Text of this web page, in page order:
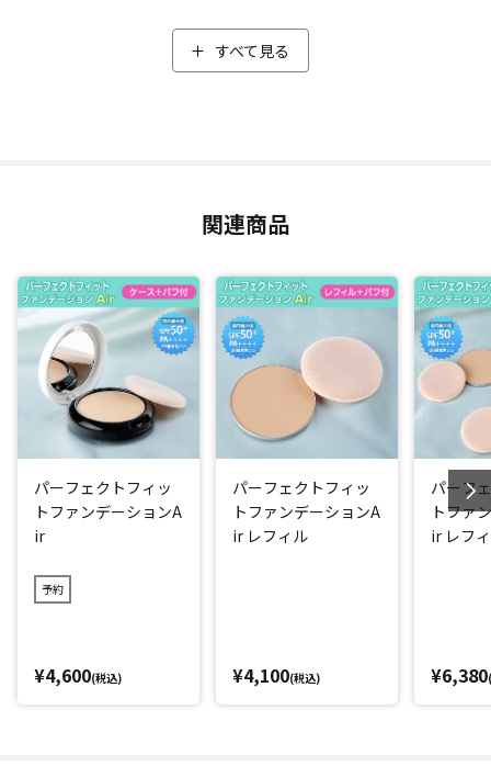
コレ１つでベースメイクが完成！
簡単、時短でパパっとベースメイクができちゃうので、普段
追加した、中が空洞になっている「エアリーライトパウダ
ー」。
「多孔質パウダー」が汗や余分な皮脂を吸着しテカリと化粧
崩れを抑え、新たに追加した「エアリーライトパウダー」が
汗・皮脂をさらに吸着してくれるので、サラサラ感がより持
続するようになりました！パウダーにははっ水処理を施して
いるから、汗をかいても崩れにくくなっています。
国内最大値のSPF50+ PA++++はキープ。紫外線対策もバッチ
リです！
水に浸かった後に、「SPF」を保持できるかを示す「UV耐水
汗や皮脂などでも落ちにくいウオータープルーフタイプ(化粧
様々な肌トーンに合うカラー＆肌悩みもカバー
すべて見る
関連商品
パーフェクトフィッ
トファンデーションA
ir
予約
¥4,600(税込)
パーフェクトフィッ
トファンデーションA
ir レフィル
¥4,100(税込)
パーフ
トファ
ir レフ
¥6,380